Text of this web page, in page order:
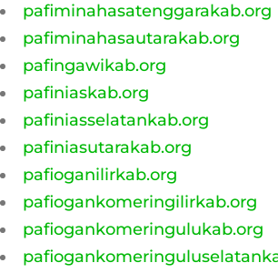
pafiminahasatenggarakab.org
pafiminahasautarakab.org
pafingawikab.org
pafiniaskab.org
pafiniasselatankab.org
pafiniasutarakab.org
pafioganilirkab.org
pafiogankomeringilirkab.org
pafiogankomeringulukab.org